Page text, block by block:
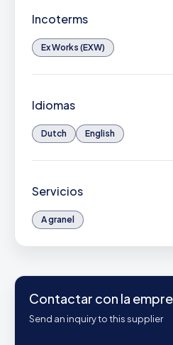
Incoterms
Ex Works (EXW)
Idiomas
Dutch English
Servicios
A granel
Contactar con la
Send an inquiry to this supplier